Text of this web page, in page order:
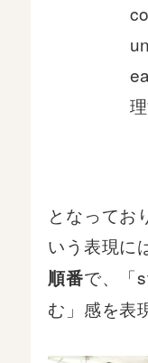
となってお
いう表現に
順番で、「
む」感を表